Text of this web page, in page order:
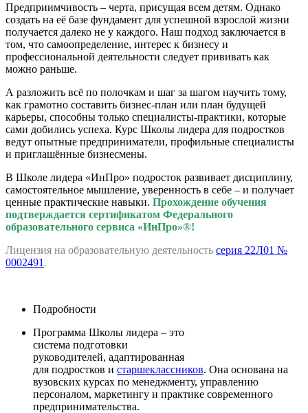
Предприимчивость – черта, присущая всем детям. Однако
создать на её базе фундамент для успешной взрослой жизни
получается далеко не у каждого. Наш подход заключается в
том, что самоопределение, интерес к бизнесу и
профессиональной деятельности следует прививать как
можно раньше.
А разложить всё по полочкам и шаг за шагом научить тому,
как грамотно составить бизнес-план или план будущей
карьеры, способны только специалисты-практики, которые
сами добились успеха. Курс Школы лидера для подростков
ведут опытные предприниматели, профильные специалисты
и приглашённые бизнесмены.
В Школе лидера «ИнПро» подросток развивает дисциплину,
самостоятельное мышление, уверенность в себе – и получает
ценные практические навыки. Прохождение обучения
подтверждается сертификатом Федерального
образовательного сервиса «ИнПро»®!
Лицензия на образовательную деятельность серия 22Л01 №
0002491 .
Подробности
Программа Школы лидера – это
система подготовки
руководителей, адаптированная
для подростков и старшеклассников. Она основана на
вузовских курсах по менеджменту, управлению
персоналом, маркетингу и практике современного
предпринимательства.